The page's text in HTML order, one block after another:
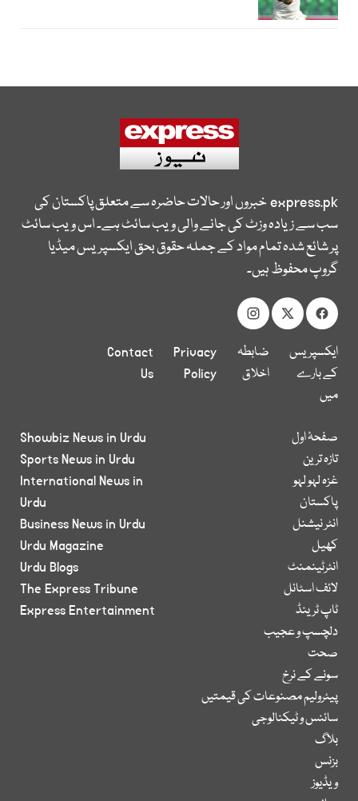
express.pkخبروں اور حالات حاضرہ سے متعلق پاکستان کی
سب سے زیادہ وزٹ کی جانے والی ویب سائٹ ہے۔ اس ویب سائٹ
پر شائع شدہ تمام مواد کے جملہ حقوق بحق ایکسپریس میڈیا
گروپ محفوظ ہیں۔
ایکسپریس
کے بارے
میں
ضابطہ
اخلاق
Privacy
Policy
Contact
Us
صفحۂ اول
تازہ ترین
غزہ لہو لہو
پاکستان
انٹر نیشنل
کھیل
انٹرٹینمنٹ
لائف اسٹائل
ٹاپ ٹرینڈ
دلچسپ و عجیب
صحت
سونے کے نرخ
پیٹرولیم مصنوعات کی قیمتیں
سائنس و ٹیکنالوجی
بلاگ
بزنس
ویڈیوز
Showbiz News in Urdu
Sports News in Urdu
International News in
Urdu
Business News in Urdu
Urdu Magazine
Urdu Blogs
The Express Tribune
Express Entertainment